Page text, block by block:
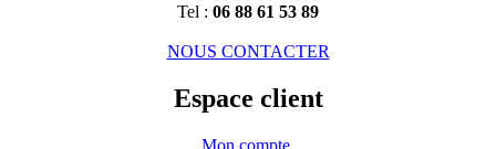
Tel : 06 88 61 53 89
NOUS CONTACTER
Espace client
Mon compte